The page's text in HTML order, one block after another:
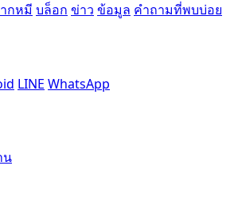
กหมี บล็อก ข่าว ข้อมูล คำถามที่พบบ่อย
LINE WhatsApp
น